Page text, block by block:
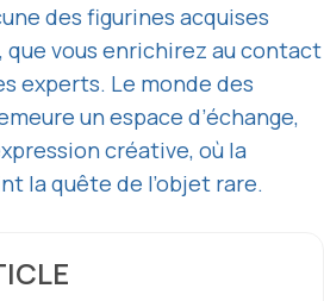
des figurines acquises
vous enrichirez au contact
experts. Le monde des
un espace d’échange,
créative, où la
la quête de l’objet rare.